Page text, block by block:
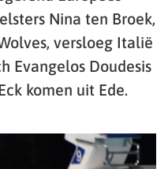
Nina ten Broek,
versloeg Italië
Evangelos Doudesis
komen uit Ede.